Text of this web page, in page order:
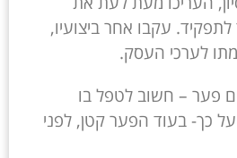
עקבו אחר ביצועיו,
לערכי העסק.
פער – חשוב לטפל בו
כך- בעוד הפער קטן, לפני